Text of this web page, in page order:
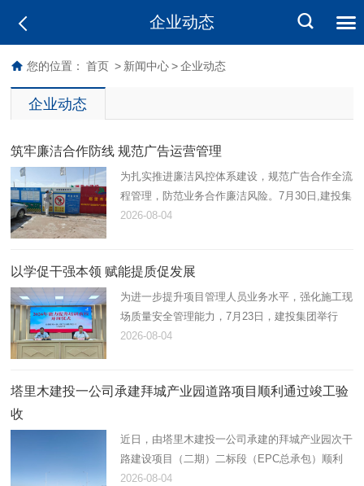
企业动态
您的位置： 首页 > 新闻中心 > 企业动态
企业动态
筑牢廉洁合作防线 规范广告运营管理
为扎实推进廉洁风控体系建设，规范广告合作全流
程管理，防范业务合作廉洁风险。7月30日,建投集
团工程服务公司广告部前往库沙新拜片区开展广告
2026-08-04
以学促干强本领 赋能提质促发展
为进一步提升项目管理人员业务水平，强化施工现
场质量安全管理能力，7月23日，建投集团举行
2026年“能力提升培训夜校”开班动员大会暨第一
2026-08-04
塔里木建投一公司承建拜城产业园道路项目顺利通过竣工验
收
近日，由塔里木建投一公司承建的拜城产业园次干
路建设项目（二期）二标段（EPC总承包）顺利
通过竣工验收，标志着该工程全部建设任务圆满完
2026-08-04